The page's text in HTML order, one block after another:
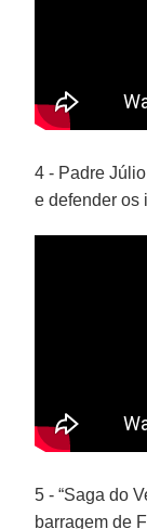
4 - Padre
e defender os
5 - “Saga do
barragem de